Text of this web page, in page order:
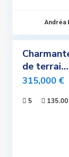
Andréa
de terrai...
315,000 €
5